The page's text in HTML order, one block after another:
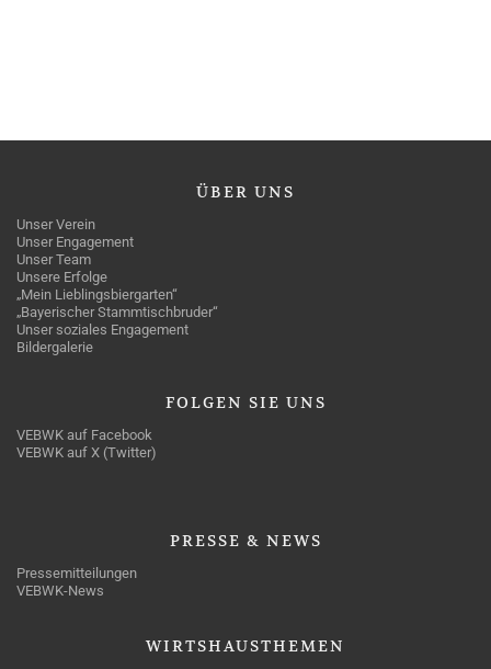
ÜBER UNS
Unser Verein
Unser Engagement
Unser Team
Unsere Erfolge
„Mein Lieblingsbiergarten“
„Bayerischer Stammtischbruder“
Unser soziales Engagement
Bildergalerie
FOLGEN SIE UNS
VEBWK auf Facebook
VEBWK auf X (Twitter)
PRESSE & NEWS
Pressemitteilungen
VEBWK-News
WIRTSHAUSTHEMEN